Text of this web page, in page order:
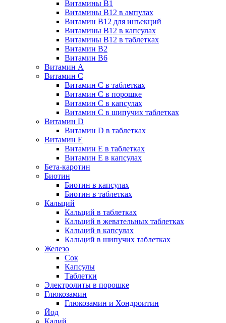
Витамины B1
Витамины B12 в ампулах
Витамин B12 для инъекций
Витамины B12 в капсулах
Витамины B12 в таблетках
Витамин B2
Витамин B6
Витамин A
Витамин C
Витамин C в таблетках
Витамин C в порошке
Витамин C в капсулах
Витамин C в шипучих таблетках
Витамин D
Витамин D в таблетках
Витамин E
Витамин E в таблетках
Витамин E в капсулах
Бета-каротин
Биотин
Биотин в капсулах
Биотин в таблетках
Кальций
Кальций в таблетках
Кальций в жевательных таблетках
Кальций в капсулах
Кальций в шипучих таблетках
Железо
Сок
Капсулы
Таблетки
Электролиты в порошке
Глюкозамин
Глюкозамин и Хондроитин
Йод